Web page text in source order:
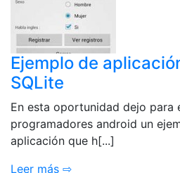
Ejemplo de
SQLite
En esta oportunidad dejo
programadores android un
aplicación que h[...]
Leer más ⇨